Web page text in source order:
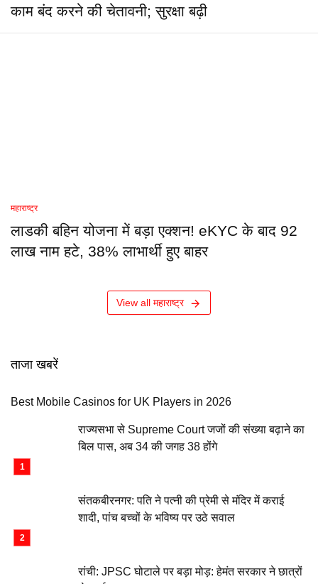
काम बंद करने की चेतावनी; सुरक्षा बढ़ी
महाराष्ट्र
लाडकी बहिन योजना में बड़ा एक्शन! eKYC के बाद 92
लाख नाम हटे, 38% लाभार्थी हुए बाहर
View all महाराष्ट्र
ताजा खबरें
Best Mobile Casinos for UK Players in 2026
राज्यसभा से Supreme Court जजों की संख्या बढ़ाने का
बिल पास, अब 34 की जगह 38 होंगे
संतकबीरनगर: पति ने पत्नी की प्रेमी से मंदिर में कराई
शादी, पांच बच्चों के भविष्य पर उठे सवाल
रांची: JPSC घोटाले पर बड़ा मोड़: हेमंत सरकार ने छात्रों